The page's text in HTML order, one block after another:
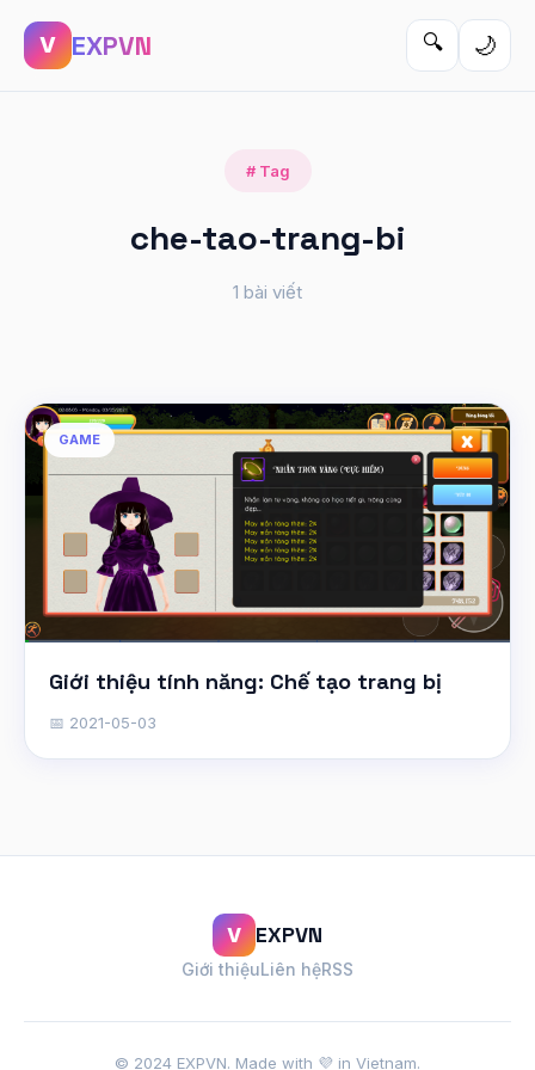
V EXPVN 🔍 🌙
# Tag
che-tao-trang-bi
1 bài viết
GAME
Giới thiệu tính năng: Chế tạo trang bị
📅 2021-05-03
V EXPVN
Giới thiệuLiên hệRSS
© 2024 EXPVN. Made with 💜 in Vietnam.